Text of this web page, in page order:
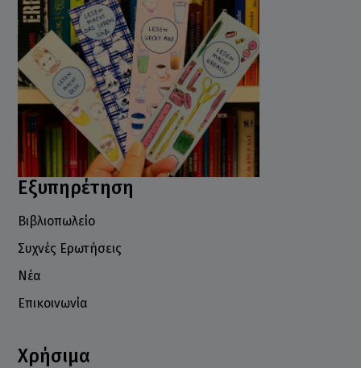
Εξυπηρέτηση
Βιβλιοπωλείο
Συχνές Ερωτήσεις
Νέα
Επικοινωνία
Χρήσιμα